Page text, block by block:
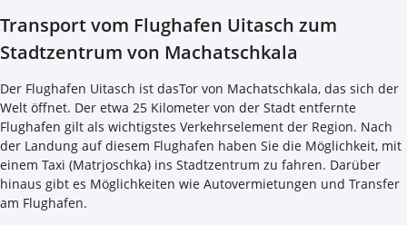
Transport vom Flughafen Uitasch zum
Stadtzentrum von Machatschkala
Der Flughafen Uitasch ist dasTor von Machatschkala, das sich der
Welt öffnet. Der etwa 25 Kilometer von der Stadt entfernte
Flughafen gilt als wichtigstes Verkehrselement der Region. Nach
der Landung auf diesem Flughafen haben Sie die Möglichkeit, mit
einem Taxi (Matrjoschka) ins Stadtzentrum zu fahren. Darüber
hinaus gibt es Möglichkeiten wie Autovermietungen und Transfer
am Flughafen.